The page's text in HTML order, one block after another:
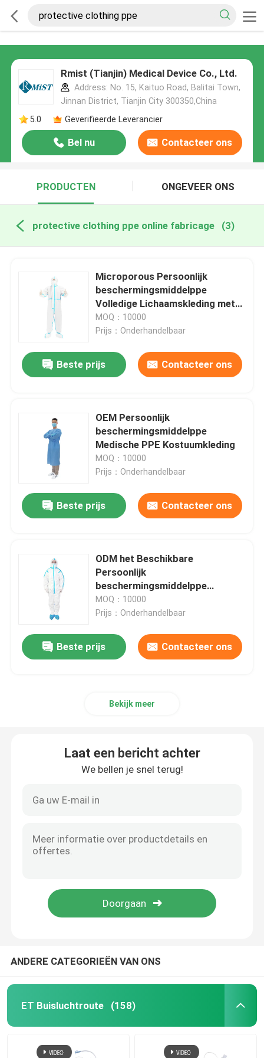
Rmist (Tianjin) Medical Device Co., Ltd.
Address: No. 15, Kaituo Road, Balitai Town,
Jinnan District, Tianjin City 300350,China
5.0
Geverifieerde Leverancier
Bel nu Contacteer ons
PRODUCTEN ONGEVEER ONS
protective clothing ppe online fabricage (3)
Microporous Persoonlijk
beschermingsmiddelppe
Volledige Lichaamskleding met
Ritssluiting
MOQ：10000
Prijs：Onderhandelbaar
Beste prijs Contacteer ons
OEM Persoonlijk
beschermingsmiddelppe
Medische PPE Kostuumkleding
MOQ：10000
Prijs：Onderhandelbaar
Beste prijs Contacteer ons
ODM het Beschikbare
Persoonlijk
beschermingsmiddelppe
Medische Type van Kledingsvoet
MOQ：10000
Prijs：Onderhandelbaar
Beste prijs Contacteer ons
Bekijk meer
Laat een bericht achter
We bellen je snel terug!
ANDERE CATEGORIEËN VAN ONS
ET Buisluchtroute (158)